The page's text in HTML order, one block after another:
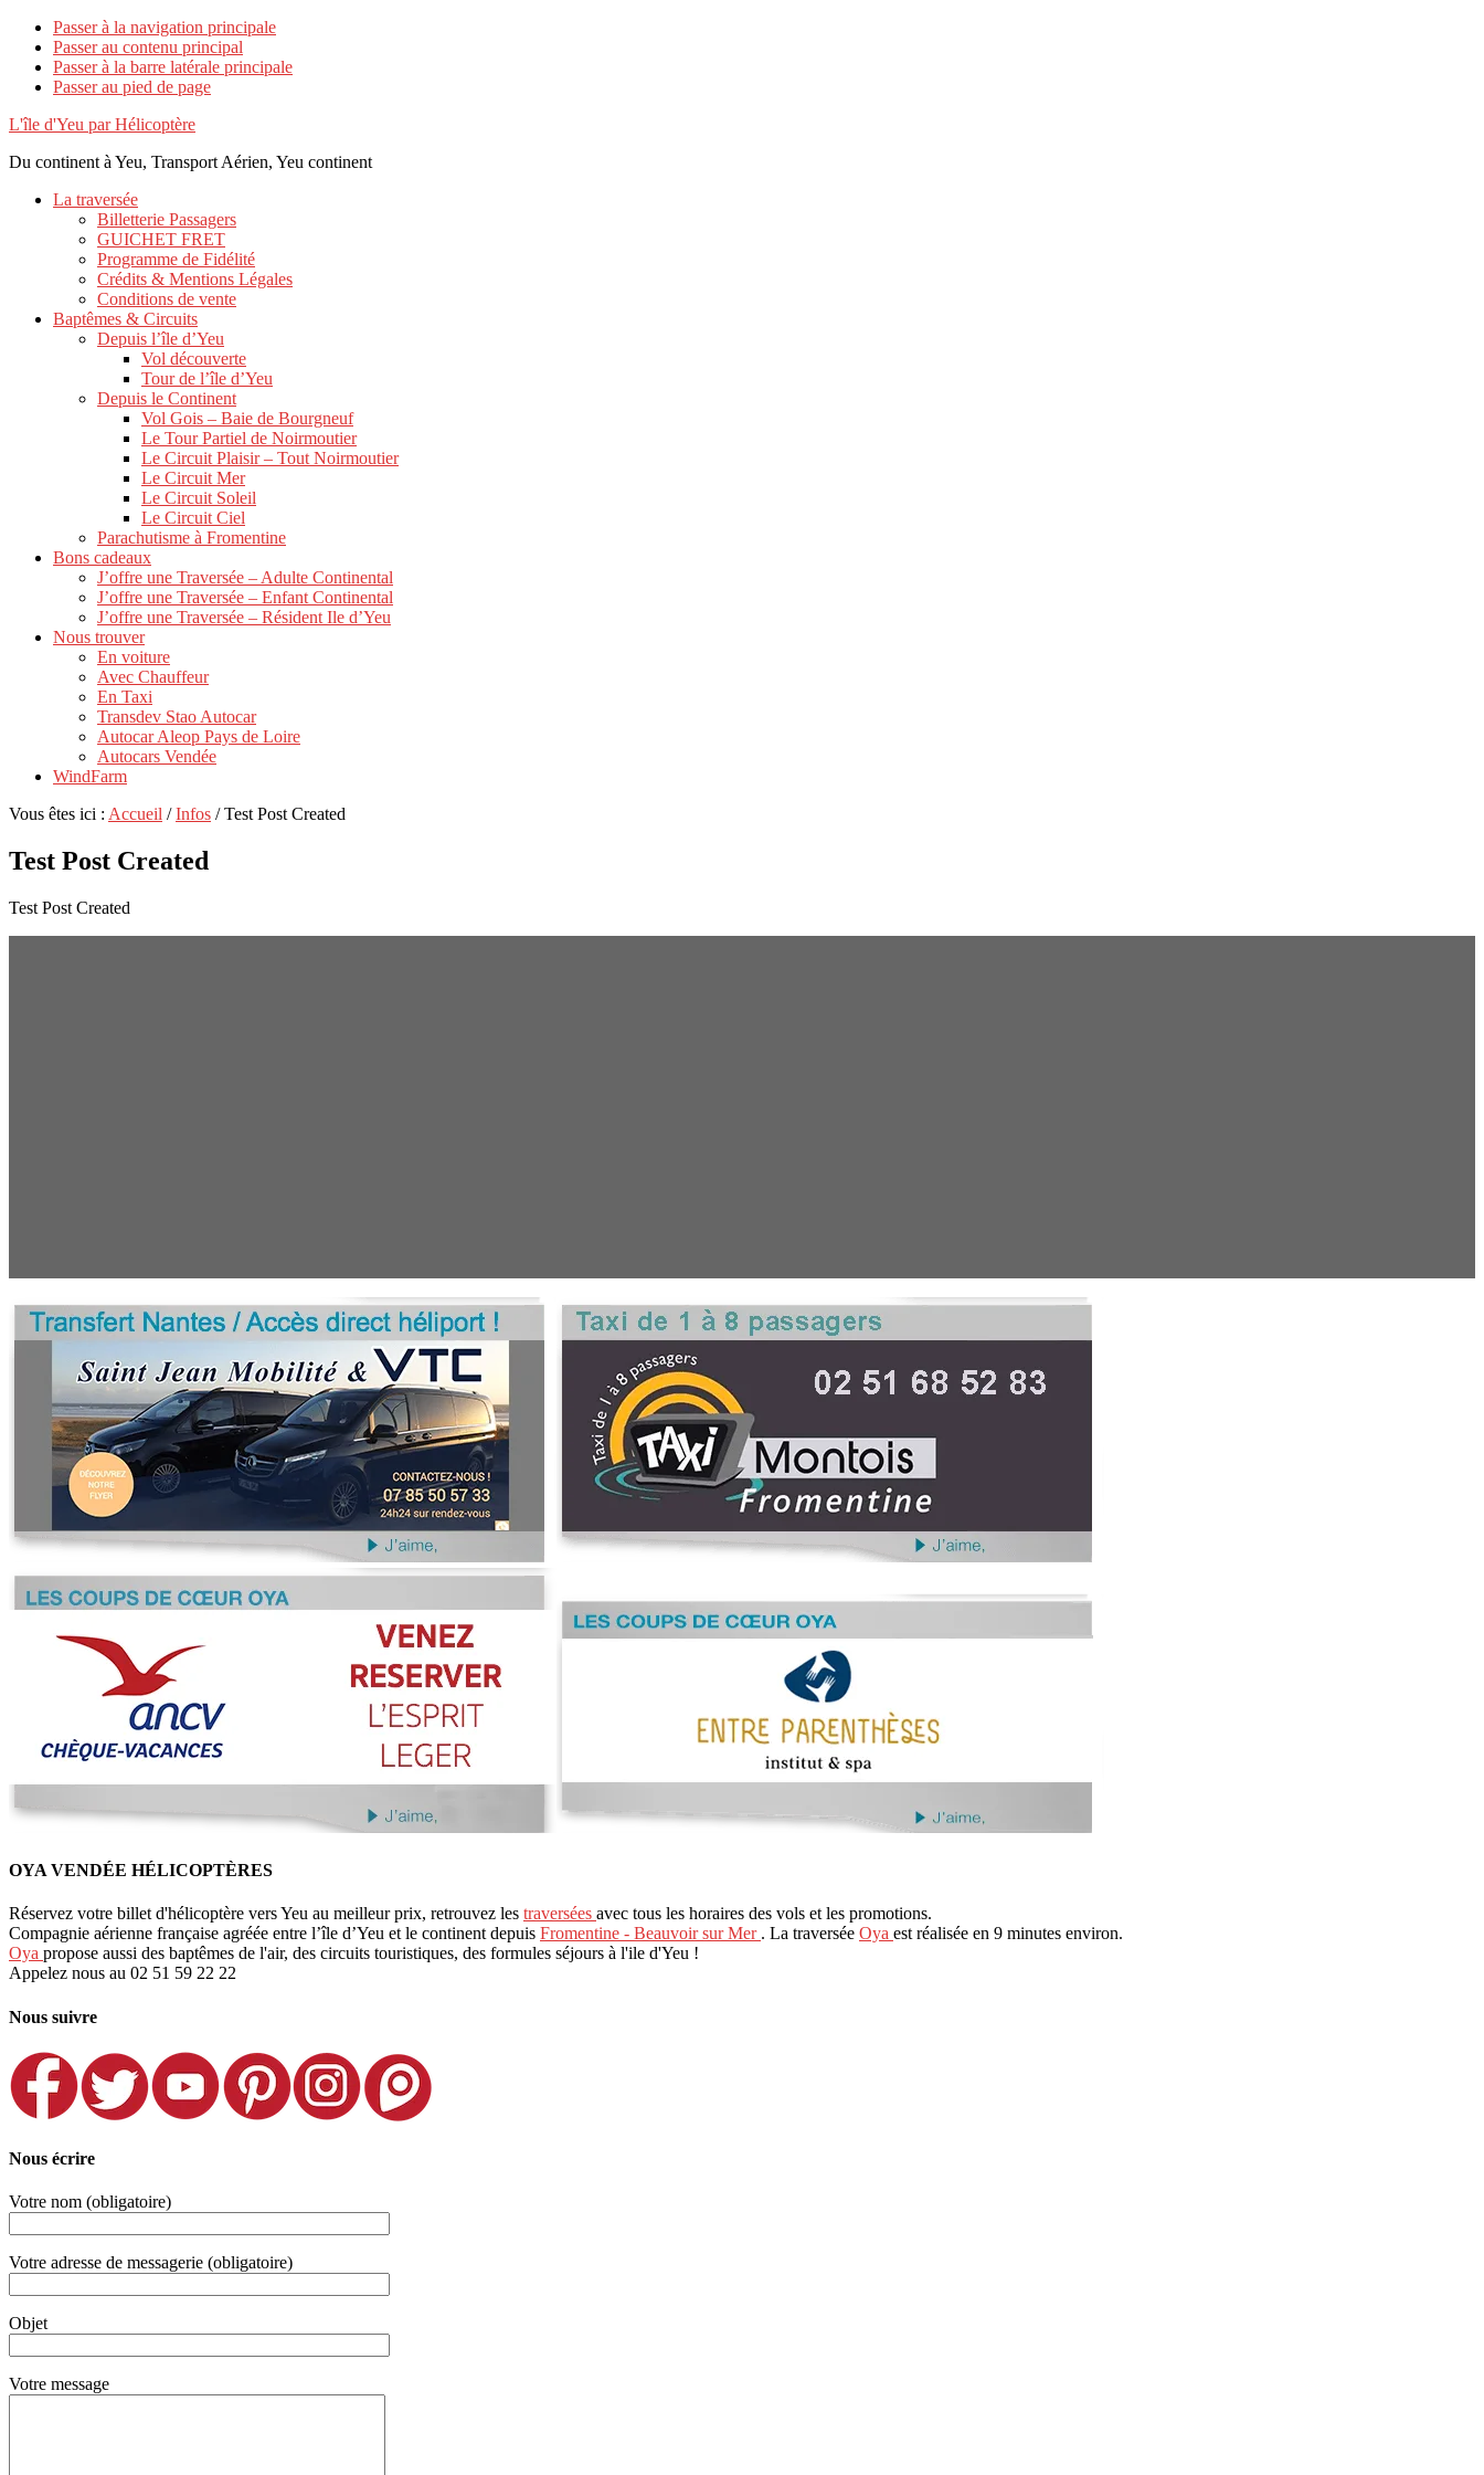
Passer à la navigation principale
Passer au contenu principal
Passer à la barre latérale principale
Passer au pied de page
L'île d'Yeu par Hélicoptère
Du continent à Yeu, Transport Aérien, Yeu continent
La traversée
Billetterie Passagers
GUICHET FRET
Programme de Fidélité
Crédits & Mentions Légales
Conditions de vente
Baptêmes & Circuits
Depuis l’île d’Yeu
Vol découverte
Tour de l’île d’Yeu
Depuis le Continent
Vol Gois – Baie de Bourgneuf
Le Tour Partiel de Noirmoutier
Le Circuit Plaisir – Tout Noirmoutier
Le Circuit Mer
Le Circuit Soleil
Le Circuit Ciel
Parachutisme à Fromentine
Bons cadeaux
J’offre une Traversée – Adulte Continental
J’offre une Traversée – Enfant Continental
J’offre une Traversée – Résident Ile d’Yeu
Nous trouver
En voiture
Avec Chauffeur
En Taxi
Transdev Stao Autocar
Autocar Aleop Pays de Loire
Autocars Vendée
WindFarm
Vous êtes ici : Accueil / Infos /Test Post Created
Test Post Created
Test Post Created
OYA VENDÉE HÉLICOPTÈRES
Réservez votre billet d'hélicoptère vers Yeu au meilleur prix, retrouvez les traversées avec tous les horaires des vols et les promotions.
Compagnie aérienne française agréée entre l’île d’Yeu et le continent depuis Fromentine - Beauvoir sur Mer . La traversée Oya est réalisée en 9 minutes environ.
Oya propose aussi des baptêmes de l'air, des circuits touristiques, des formules séjours à l'ile d'Yeu !
Appelez nous au 02 51 59 22 22
Nous suivre
Nous écrire
Votre nom (obligatoire)
Votre adresse de messagerie (obligatoire)
Objet
Votre message